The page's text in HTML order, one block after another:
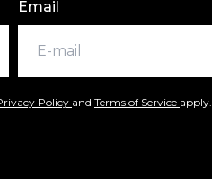
Email
Policy and Terms of Service apply.